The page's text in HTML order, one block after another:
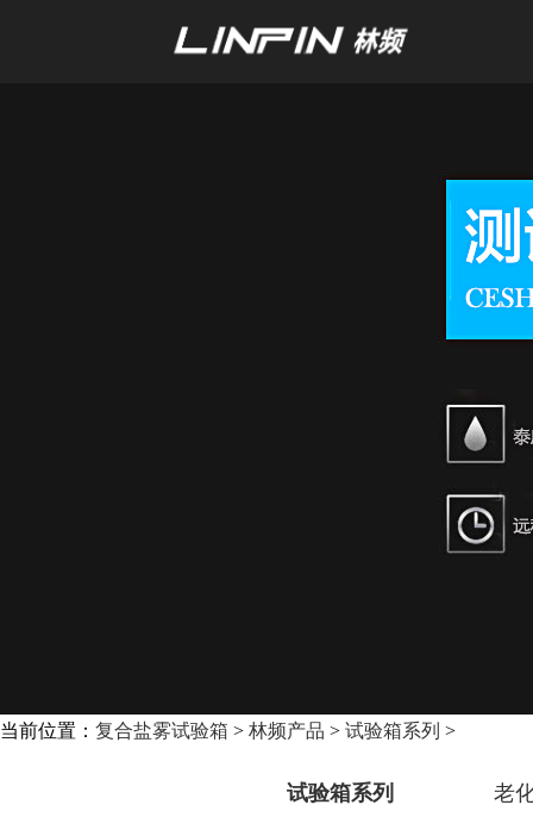
当前位置： 复合盐雾试验箱 > 林频产品 > 试验箱系列 >
试验箱系列 老